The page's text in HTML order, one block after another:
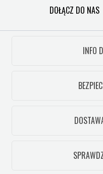
DOŁĄCZ DO NAS
INFO